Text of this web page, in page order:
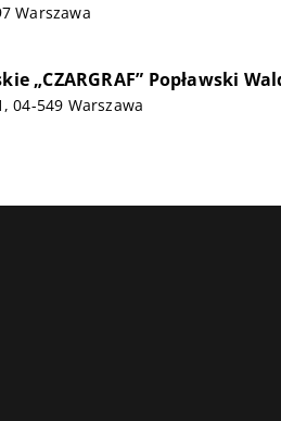
Warszawa
„CZARGRAF” Popławski
04-549 Warszawa